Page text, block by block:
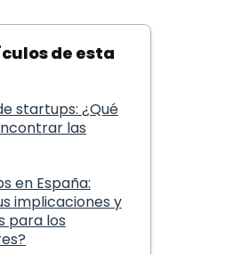
de esta
startups: ¿Qué
las
en España:
implicaciones y
para los